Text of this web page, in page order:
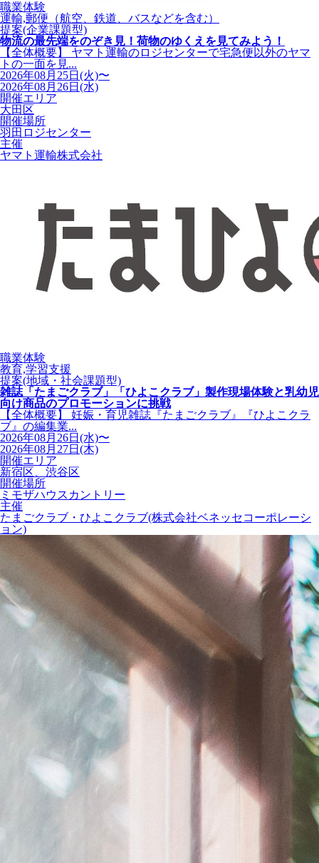
職業体験
運輸,郵便（航空、鉄道、バスなどを含む）
提案(企業課題型)
物流の最先端をのぞき見！荷物のゆくえを見てみよう！
【全体概要】 ヤマト運輸のロジセンターで宅急便以外のヤマ
トの一面を見...
2026年08月25日(火)〜
2026年08月26日(水)
開催エリア
大田区
開催場所
羽田ロジセンター
主催
ヤマト運輸株式会社
職業体験
教育,学習支援
提案(地域・社会課題型)
雑誌「たまごクラブ」「ひよこクラブ」製作現場体験と乳幼児
向け商品のプロモーションに挑戦
【全体概要】 妊娠・育児雑誌『たまごクラブ』『ひよこクラ
ブ』の編集業...
2026年08月26日(水)〜
2026年08月27日(木)
開催エリア
新宿区、渋谷区
開催場所
ミモザハウスカントリー
主催
たまごクラブ・ひよこクラブ(株式会社ベネッセコーポレーシ
ョン)